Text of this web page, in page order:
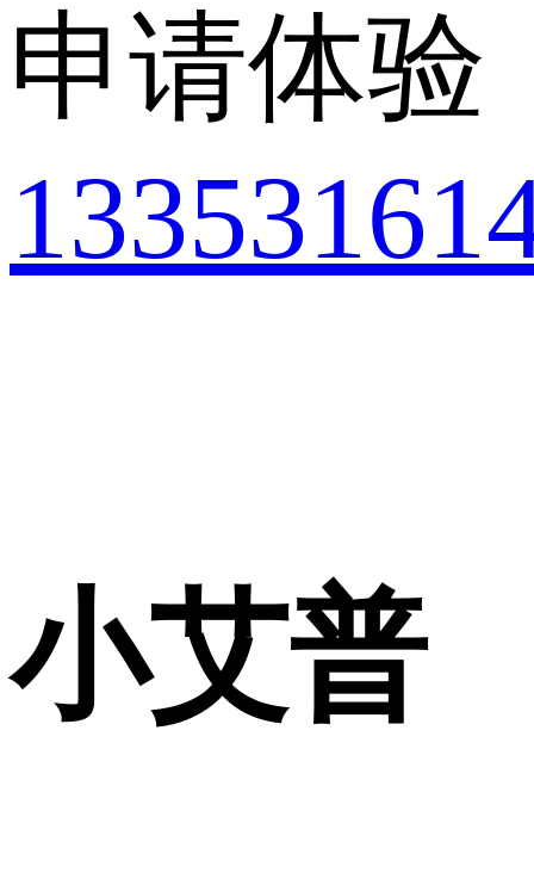
申请体验
小艾普